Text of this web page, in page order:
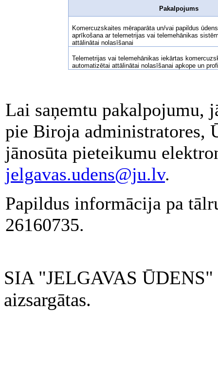
Pakalpojums
Komercuzskaites mēraparāta un/vai papildus
aprīkošana ar telemetrijas vai telemehānikas
attālinātai nolasīšanai
Telemetrijas vai telemehānikas iekārtas
automatizētai attālinātai nolasīšanai apkope un
Lai saņemtu pakalpojumu,
pie Biroja administratores,
jānosūta pieteikumu
jelgavas.udens@ju.lv.
Papildus informācija pa
26160735.
SIA "JELGAVAS ŪDENS"
aizsargātas.